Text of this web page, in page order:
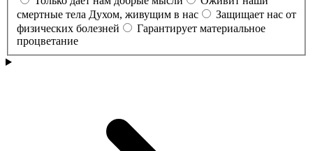
смертные тела Духом, живущим в нас
Защищает нас от
физических болезней
Гарантирует материальное
процветание